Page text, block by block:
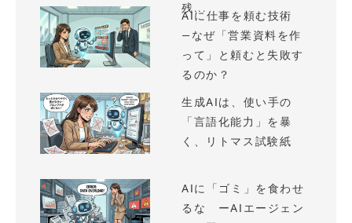
残...
AIに仕事を頼む技術
—なぜ「営業資料を作
って」と頼むと失敗す
るのか？
生成AIは、使い手の
「言語化能力」を暴
く、リトマス試験紙
AIに「ゴミ」を食わせ
るな ーAIエージェン